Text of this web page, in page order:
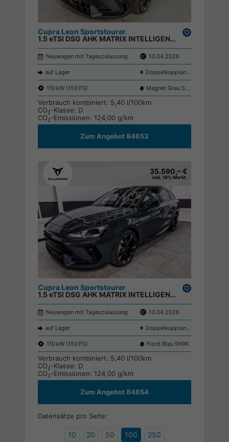
Cupra Leon Sportstourer
1.5 eTSI DSG AHK MATRIX INTELLIGENT DRIVE KEYLESS RFK ACC PDC SHZ ;
Neuwagen mit Tageszulassung 13.04.2026
auf Lager Doppelkupplungsgetriebe (DSG)
110 kW (150 PS) Magnet Grau S7S7
Verbrauch kombiniert: 5,40 l/100km
CO2-Klasse: D
CO2-Emissionen: 124,00 g/km
Zum Angebot 84653
35.590,– €
inkl. 19% MwSt.
Cupra Leon Sportstourer
1.5 eTSI DSG AHK MATRIX INTELLIGENT DRIVE KEYLESS RFK ACC PDC SHZ ;
Neuwagen mit Tageszulassung 13.04.2026
auf Lager Doppelkupplungsgetriebe (DSG)
110 kW (150 PS) Fiord Blau 9K9K
Verbrauch kombiniert: 5,40 l/100km
CO2-Klasse: D
CO2-Emissionen: 124,00 g/km
Zum Angebot 84654
Datensätze pro Seite:
10 20 50 100 250